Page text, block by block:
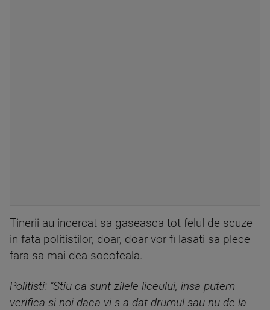
Tinerii au incercat sa gaseasca tot felul de scuze
in fata politistilor, doar, doar vor fi lasati sa plece
fara sa mai dea socoteala.
Politisti: "Stiu ca sunt zilele liceului, insa putem
verifica si noi daca vi s-a dat drumul sau nu de la